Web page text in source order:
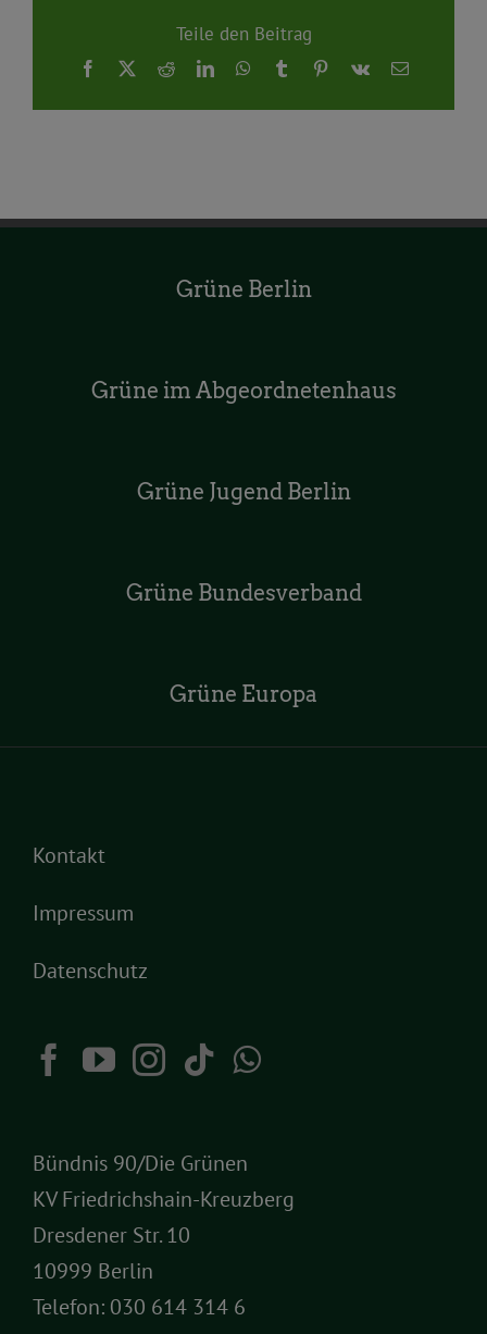
Teile den Beitrag
Facebook
X RedditLinkedInWhatsApp
TumblrPinterest
Vk
E-
Grüne Berlin
Grüne im Abgeordnetenhaus
Grüne Jugend Berlin
Grüne Bundesverband
Grüne Europa
Kontakt
Impressum
Datenschutz
Bündnis 90/Die Grünen
KV Friedrichshain-Kreuzberg
Dresdener Str. 10
10999 Berlin
Telefon: 030 614 314 6